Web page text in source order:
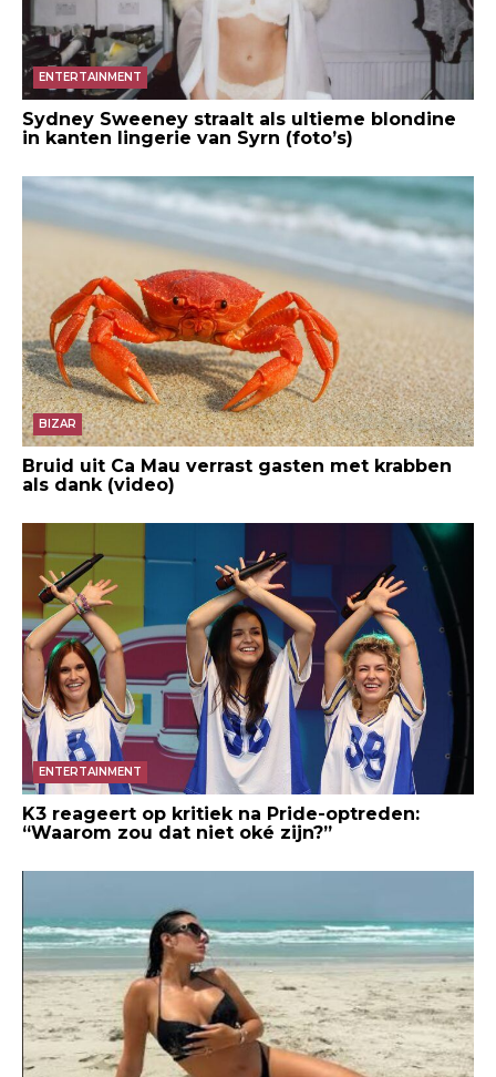
ENTERTAINMENT
Sydney Sweeney straalt als ultieme blondine
in kanten lingerie van Syrn (foto’s)
BIZAR
Bruid uit Ca Mau verrast gasten met krabben
als dank (video)
ENTERTAINMENT
K3 reageert op kritiek na Pride-optreden:
“Waarom zou dat niet oké zijn?”